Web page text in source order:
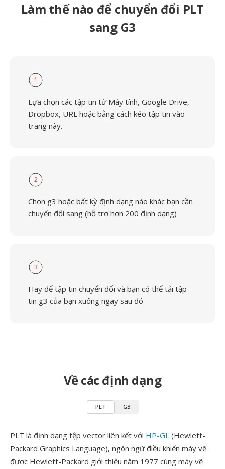
Làm thế nào để chuyển đổi PLT
sang G3
1
Lựa chọn các tập tin từ Máy tính, Google Drive,
Dropbox, URL hoặc bằng cách kéo tập tin vào
trang này.
2
Chọn g3 hoặc bất kỳ định dạng nào khác bạn cần
chuyển đổi sang (hỗ trợ hơn 200 định dạng)
3
Hãy để tập tin chuyển đổi và bạn có thể tải tập
tin g3 của bạn xuống ngay sau đó
Về các định dạng
PLT G3
PLT là định dạng tệp vector liên kết với HP-GL (Hewlett-
Packard Graphics Language), ngôn ngữ điều khiển máy vẽ
được Hewlett-Packard giới thiệu năm 1977 cùng máy vẽ